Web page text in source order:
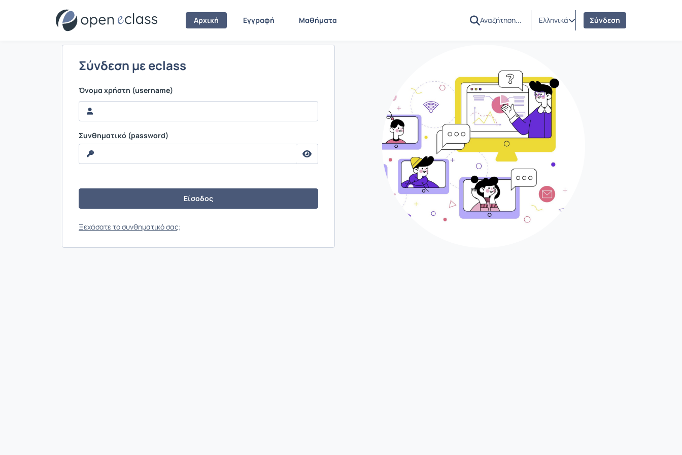
Αρχική Εγγραφή Μαθήματα Ελληνικά Σύνδεση
Σύνδεση
Σύνδεση με eclass
Όνομα χρήστη (username)
Συνθηματικό (password)
Ξεχάσατε το συνθηματικό σας;